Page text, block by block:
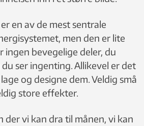
en av de mest sentrale
men den er lite
ingen bevegelige deler, du
ser ingenting. Allikevel er det
og designe dem. Veldig små
store effekter.
der vi kan dra til månen, vi kan